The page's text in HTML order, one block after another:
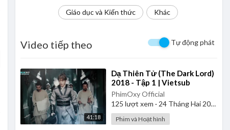
Giáo dục và Kiến thức Khác
Video tiếp theo Tự động phát
41:18
⁣Dạ Thiên Tử (The Dark Lord)
2018 - Tập 1 | Vietsub
PhimOxy Official
125 lượt xem · 24 Tháng Hai 2025
Phim và Hoạt hình